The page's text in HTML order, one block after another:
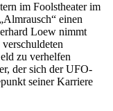
im Foolstheater im
einen
Loew nimmt
zu verhelfen
der sich der UFO-
seiner Karriere